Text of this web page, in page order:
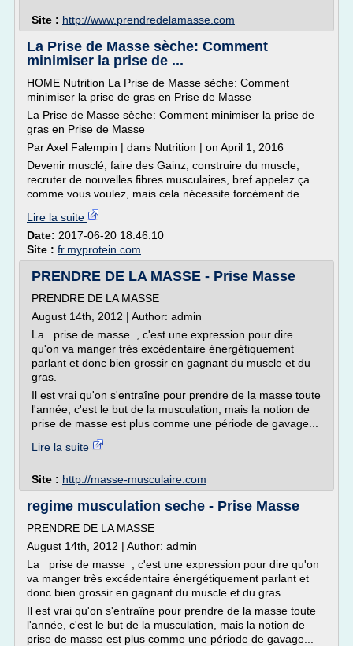
Site : http://www.prendredelamasse.com
La Prise de Masse sèche: Comment
minimiser la prise de ...
HOME Nutrition La Prise de Masse sèche: Comment
minimiser la prise de gras en Prise de Masse
La Prise de Masse sèche: Comment minimiser la prise de
gras en Prise de Masse
Par Axel Falempin | dans Nutrition | on April 1, 2016
Devenir musclé, faire des Gainz, construire du muscle,
recruter de nouvelles fibres musculaires, bref appelez ça
comme vous voulez, mais cela nécessite forcément de...
Lire la suite
Date: 2017-06-20 18:46:10
Site : fr.myprotein.com
PRENDRE DE LA MASSE - Prise Masse
PRENDRE DE LA MASSE
August 14th, 2012 | Author: admin
La prise de masse , c'est une expression pour dire
qu'on va manger très excédentaire énergétiquement
parlant et donc bien grossir en gagnant du muscle et du
gras.
Il est vrai qu'on s'entraîne pour prendre de la masse toute
l'année, c'est le but de la musculation, mais la notion de
prise de masse est plus comme une période de gavage...
Lire la suite
Site : http://masse-musculaire.com
regime musculation seche - Prise Masse
PRENDRE DE LA MASSE
August 14th, 2012 | Author: admin
La prise de masse , c'est une expression pour dire qu'on
va manger très excédentaire énergétiquement parlant et
donc bien grossir en gagnant du muscle et du gras.
Il est vrai qu'on s'entraîne pour prendre de la masse toute
l'année, c'est le but de la musculation, mais la notion de
prise de masse est plus comme une période de gavage...